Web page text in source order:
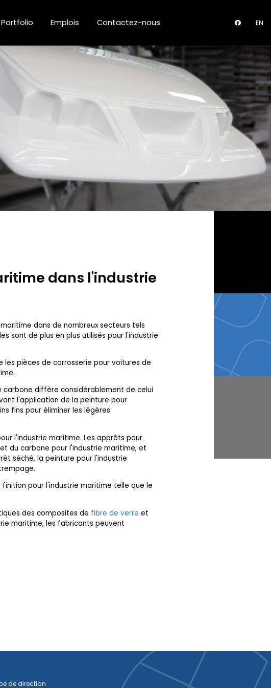
Portfolio Emplois Contactez-nous EN
dans l'industrie
dans de nombreux secteurs tels
sont de plus en plus utilisés pour l'industrie
pièces de carrosserie pour voitures de
carbone diffère considérablement de celui
l'application de la peinture pour
fins pour éliminer les légères
l'industrie maritime. Les apprêts pour
et du carbone pour l'industrie maritime, et
séché, la peinture pour l'industrie
pour l'industrie maritime telle que le
des composites de fibre de verre et
maritime, les fabricants peuvent
de direction